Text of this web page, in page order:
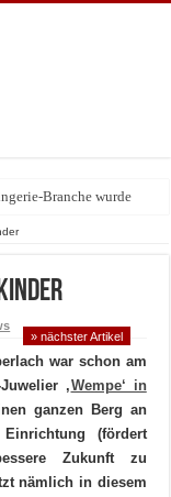
Branche wurde
» nächster Artikel
war schon am
‚Wempe‘ in
ganzen Berg an
(fördert
Zukunft zu
nämlich in diesem